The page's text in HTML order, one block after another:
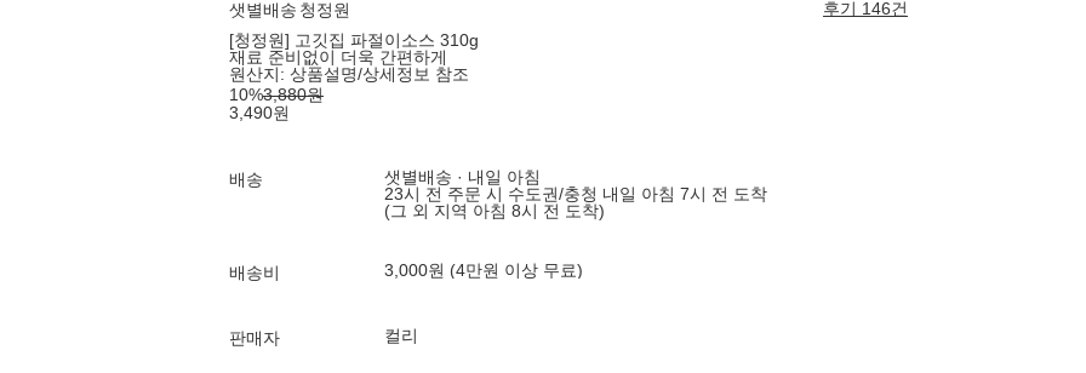
샛별배송 청정원
후기 146건
[청정원] 고깃집 파절이소스 310g
재료 준비없이 더욱 간편하게
원산지: 상품설명/상세정보 참조
10%3,880원
3,490원
배송
샛별배송 · 내일 아침
23시 전 주문 시 수도권/충청 내일 아침 7시 전 도착
(그 외 지역 아침 8시 전 도착)
배송비 3,000원 (4만원 이상 무료)
판매자 컬리